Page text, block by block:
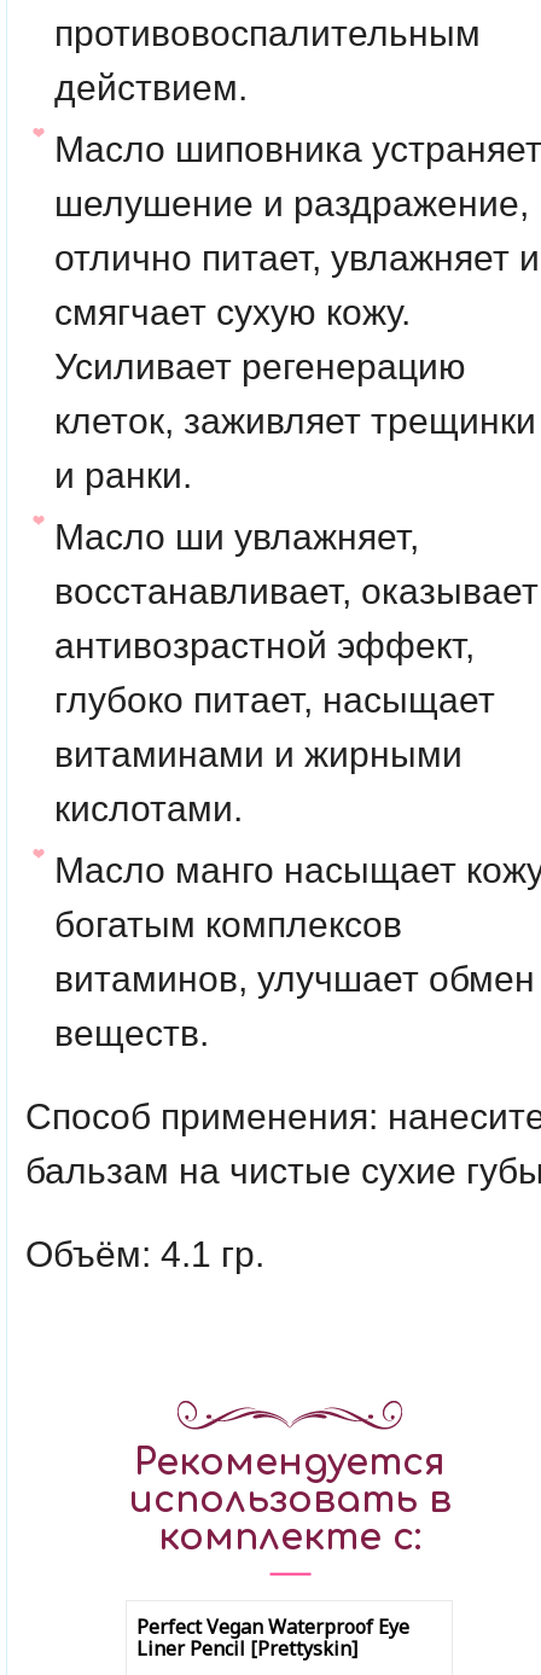
противовоспалительным
действием.
Масло шиповника устраняет
шелушение и раздражение,
отлично питает, увлажняет и
смягчает сухую кожу.
Усиливает регенерацию
клеток, заживляет трещинки
и ранки.
Масло ши увлажняет,
восстанавливает, оказывает
антивозрастной эффект,
глубоко питает, насыщает
витаминами и жирными
кислотами.
Масло манго насыщает
богатым комплексов
витаминов, улучшает обмен
веществ.
Способ применения:
бальзам на чистые сухие
Объём: 4.1 гр.
Рекомендуется
использовать в
комплекте с:
Perfect Vegan Waterproof Eye
Liner Pencil [Prettyskin]